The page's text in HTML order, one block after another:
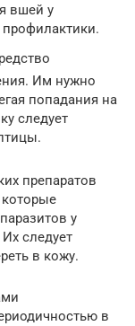
вшей у
профилактики.
Им нужно
попадания на
следует
препаратов
у
следует
в кожу.
в